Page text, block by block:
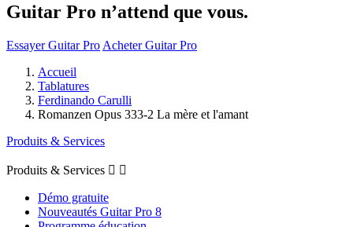
Guitar Pro n’attend que vous.
Essayer Guitar Pro Acheter Guitar Pro
Accueil
Tablatures
Ferdinando Carulli
Romanzen Opus 333-2 La mère et l'amant
Produits & Services
Produits & Services  
Démo gratuite
Nouveautés Guitar Pro 8